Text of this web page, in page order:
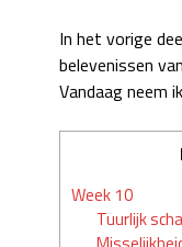
In het vorige
belevenissen
Vandaag neem
Week 10
Tuurlijk